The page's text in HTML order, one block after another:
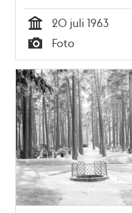
Tid
20 juli 1963
Typ
Foto